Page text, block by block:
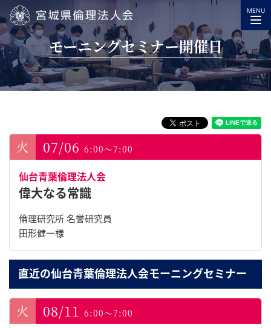
宮城県倫理法人会
MENU
モーニングセミナー開催日
07/06 6:00～7:00
仙台青葉倫理法人会
偉大なる常識
倫理研究所 名誉研究員
田形健一様
直近の仙台青葉倫理法人会モーニングセミナー
08/11 6:00～7:00